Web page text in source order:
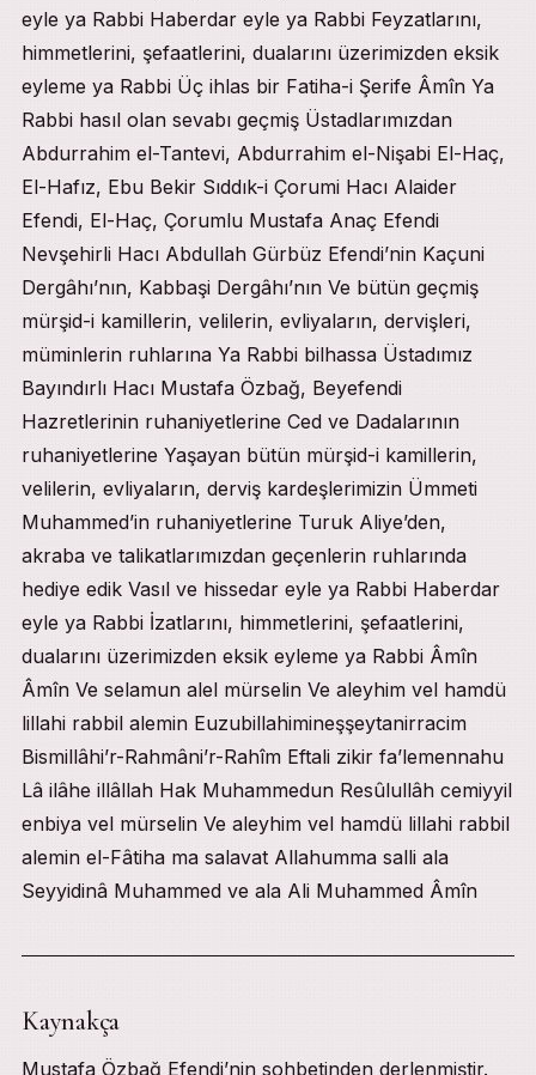
eyle ya Rabbi Haberdar eyle ya Rabbi Feyzatlarını,
himmetlerini, şefaatlerini, dualarını üzerimizden eksik
eyleme ya Rabbi Üç ihlas bir Fatiha-i Şerife Âmîn Ya
Rabbi hasıl olan sevabı geçmiş Üstadlarımızdan
Abdurrahim el-Tantevi, Abdurrahim el-Nişabi El-Haç,
El-Hafız, Ebu Bekir Sıddık-i Çorumi Hacı Alaider
Efendi, El-Haç, Çorumlu Mustafa Anaç Efendi
Nevşehirli Hacı Abdullah Gürbüz Efendi’nin Kaçuni
Dergâhı’nın, Kabbaşi Dergâhı’nın Ve bütün geçmiş
mürşid-i kamillerin, velilerin, evliyaların, dervişleri,
müminlerin ruhlarına Ya Rabbi bilhassa Üstadımız
Bayındırlı Hacı Mustafa Özbağ, Beyefendi
Hazretlerinin ruhaniyetlerine Ced ve Dadalarının
ruhaniyetlerine Yaşayan bütün mürşid-i kamillerin,
velilerin, evliyaların, derviş kardeşlerimizin Ümmeti
Muhammed’in ruhaniyetlerine Turuk Aliye’den,
akraba ve talikatlarımızdan geçenlerin ruhlarında
hediye edik Vasıl ve hissedar eyle ya Rabbi Haberdar
eyle ya Rabbi İzatlarını, himmetlerini, şefaatlerini,
dualarını üzerimizden eksik eyleme ya Rabbi Âmîn
Âmîn Ve selamun alel mürselin Ve aleyhim vel hamdü
lillahi rabbil alemin Euzubillahimineşşeytanirracim
Bismillâhi’r-Rahmâni’r-Rahîm Eftali zikir fa’lemennahu
Lâ ilâhe illâllah Hak Muhammedun Resûlullâh cemiyyil
enbiya vel mürselin Ve aleyhim vel hamdü lillahi rabbil
alemin el-Fâtiha ma salavat Allahumma salli ala
Seyyidinâ Muhammed ve ala Ali Muhammed Âmîn
Kaynakça
Mustafa Özbağ Efendi’nin sohbetinden derlenmiştir.